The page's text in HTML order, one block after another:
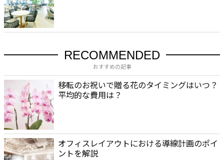
RECOMMENDED
おすすめの記事
移転のお祝いで贈る花のタイミングはいつ？
平均的な費用は？
オフィスレイアウトにおける導線計画のポイ
ントを解説